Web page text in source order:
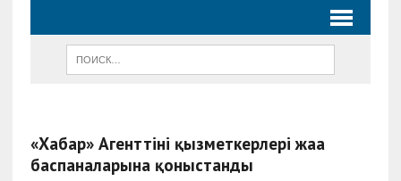
«Хабар» Агенттінің қызметкерлері жаңа
баспаналарына қоныстанды